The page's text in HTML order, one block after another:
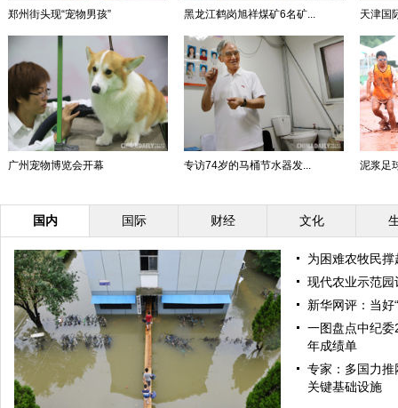
郑州街头现“宠物男孩” 黑龙江鹤岗旭祥煤矿6名矿... 天津国
广州宠物博览会开幕 专访74岁的马桶节水器发... 泥浆足
国内 国际 财经 文化
为困难农牧民撑
现代农业示范
新华网评：当好
一图盘点中纪
年成绩单
专家：多国力
关键基础设施